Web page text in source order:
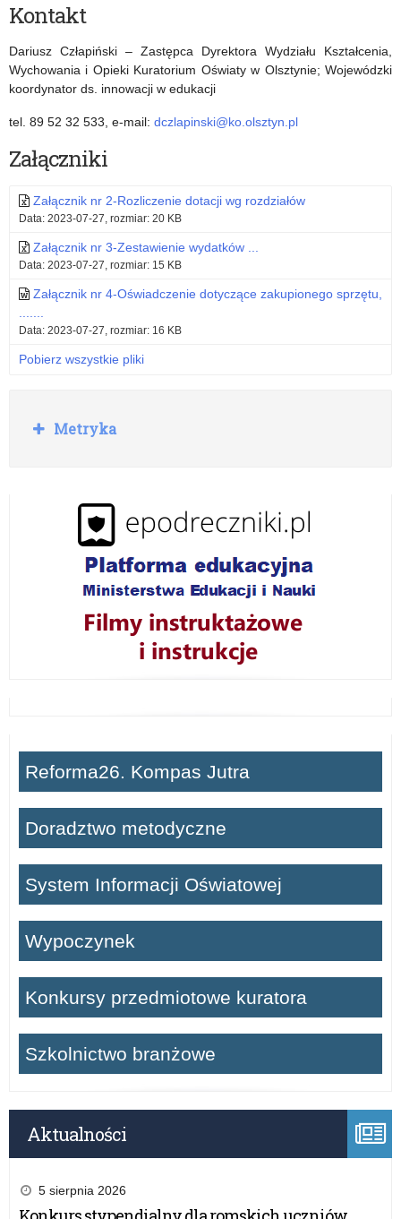
Kontakt
Dariusz Człapiński – Zastępca Dyrektora Wydziału Kształcenia,
Wychowania i Opieki Kuratorium Oświaty w Olsztynie; Wojewódzki
koordynator ds. innowacji w edukacji
tel. 89 52 32 533, e-mail: dczlapinski@ko.olsztyn.pl
Załączniki
Załącznik nr 2-Rozliczenie dotacji wg rozdziałów
Data: 2023-07-27, rozmiar: 20 KB
Załącznik nr 3-Zestawienie wydatków ...
Data: 2023-07-27, rozmiar: 15 KB
Załącznik nr 4-Oświadczenie dotyczące zakupionego sprzętu,
.......
Data: 2023-07-27, rozmiar: 16 KB
Pobierz wszystkie pliki
R
o
Metryka
Reforma26. Kompas Jutra
Doradztwo metodyczne
System Informacji Oświatowej
Wypoczynek
Konkursy przedmiotowe kuratora
Szkolnictwo branżowe
Aktualności
5 sierpnia 2026